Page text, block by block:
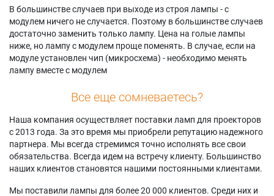
В большинстве случаев при выходе из строя лампы - с
модулем ничего не случается. Поэтому в большинстве случаев
достаточно заменить только лампу. Цена на голые лампы
ниже, но лампу с модулем проще поменять. В случае, если на
модуле установлен чип (микросхема) - необходимо менять
лампу вместе с модулем
Все еще сомневаетесь?
Наша компания осуществляет поставки ламп для проекторов
с 2013 года. За это время мы приобрели репутацию надежного
партнера. Мы всегда стремимся точно исполнять все свои
обязательства. Всегда идем на встречу клиенту. Большинство
наших клиентов становятся нашими постоянными клиентами.
Мы поставили лампы для более 20 000 клиентов. Среди них и